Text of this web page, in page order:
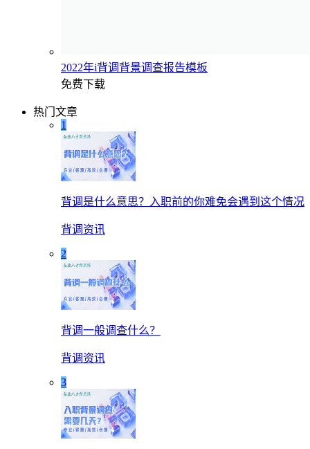
2022年i背调背景调查报告模板
免费下载
热门文章
1
背调是什么意思？入职前的你难免会遇到这个情况
背调资讯
2
背调一般调查什么？
背调资讯
3